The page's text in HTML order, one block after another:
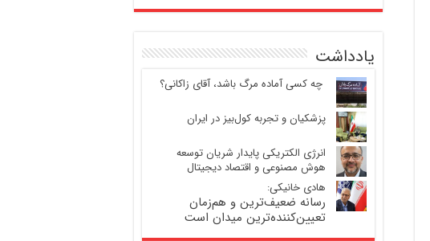
یادداشت
‍ چه کسی آماده مرگ باشد، آقای زاکانی؟
پزشکیان و تجربه کول‌بیز در ایران
انرژی الکتریکی پایدار شریان توسعه
هوش مصنوعی و اقتصاد دیجیتال
هادی خانیکی:
رسانه ضعیف‌ترین و هم‌زمان
تعیین‌کننده‌ترین میدان است